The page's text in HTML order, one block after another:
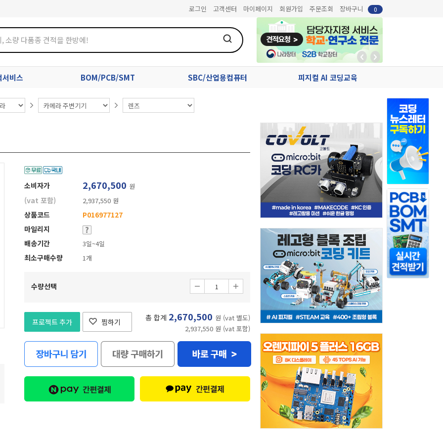
로그인 고객센터 마이페이지 회원가입 주문조회 장바구니 0
비스 BOM/PCB/SMT SBC/산업용컴퓨터 피지컬 AI 코딩교육
소비자가 2,670,500 원
(vat 포함) 2,937,550 원
상품코드
P016977127
마일리지
배송기간
3일~4일
최소구매수량 1개
수량선택
프로젝트 추가 찜하기 총 합계 2,670,500 원 (vat 별도)
2,937,550 원 (vat 포함)